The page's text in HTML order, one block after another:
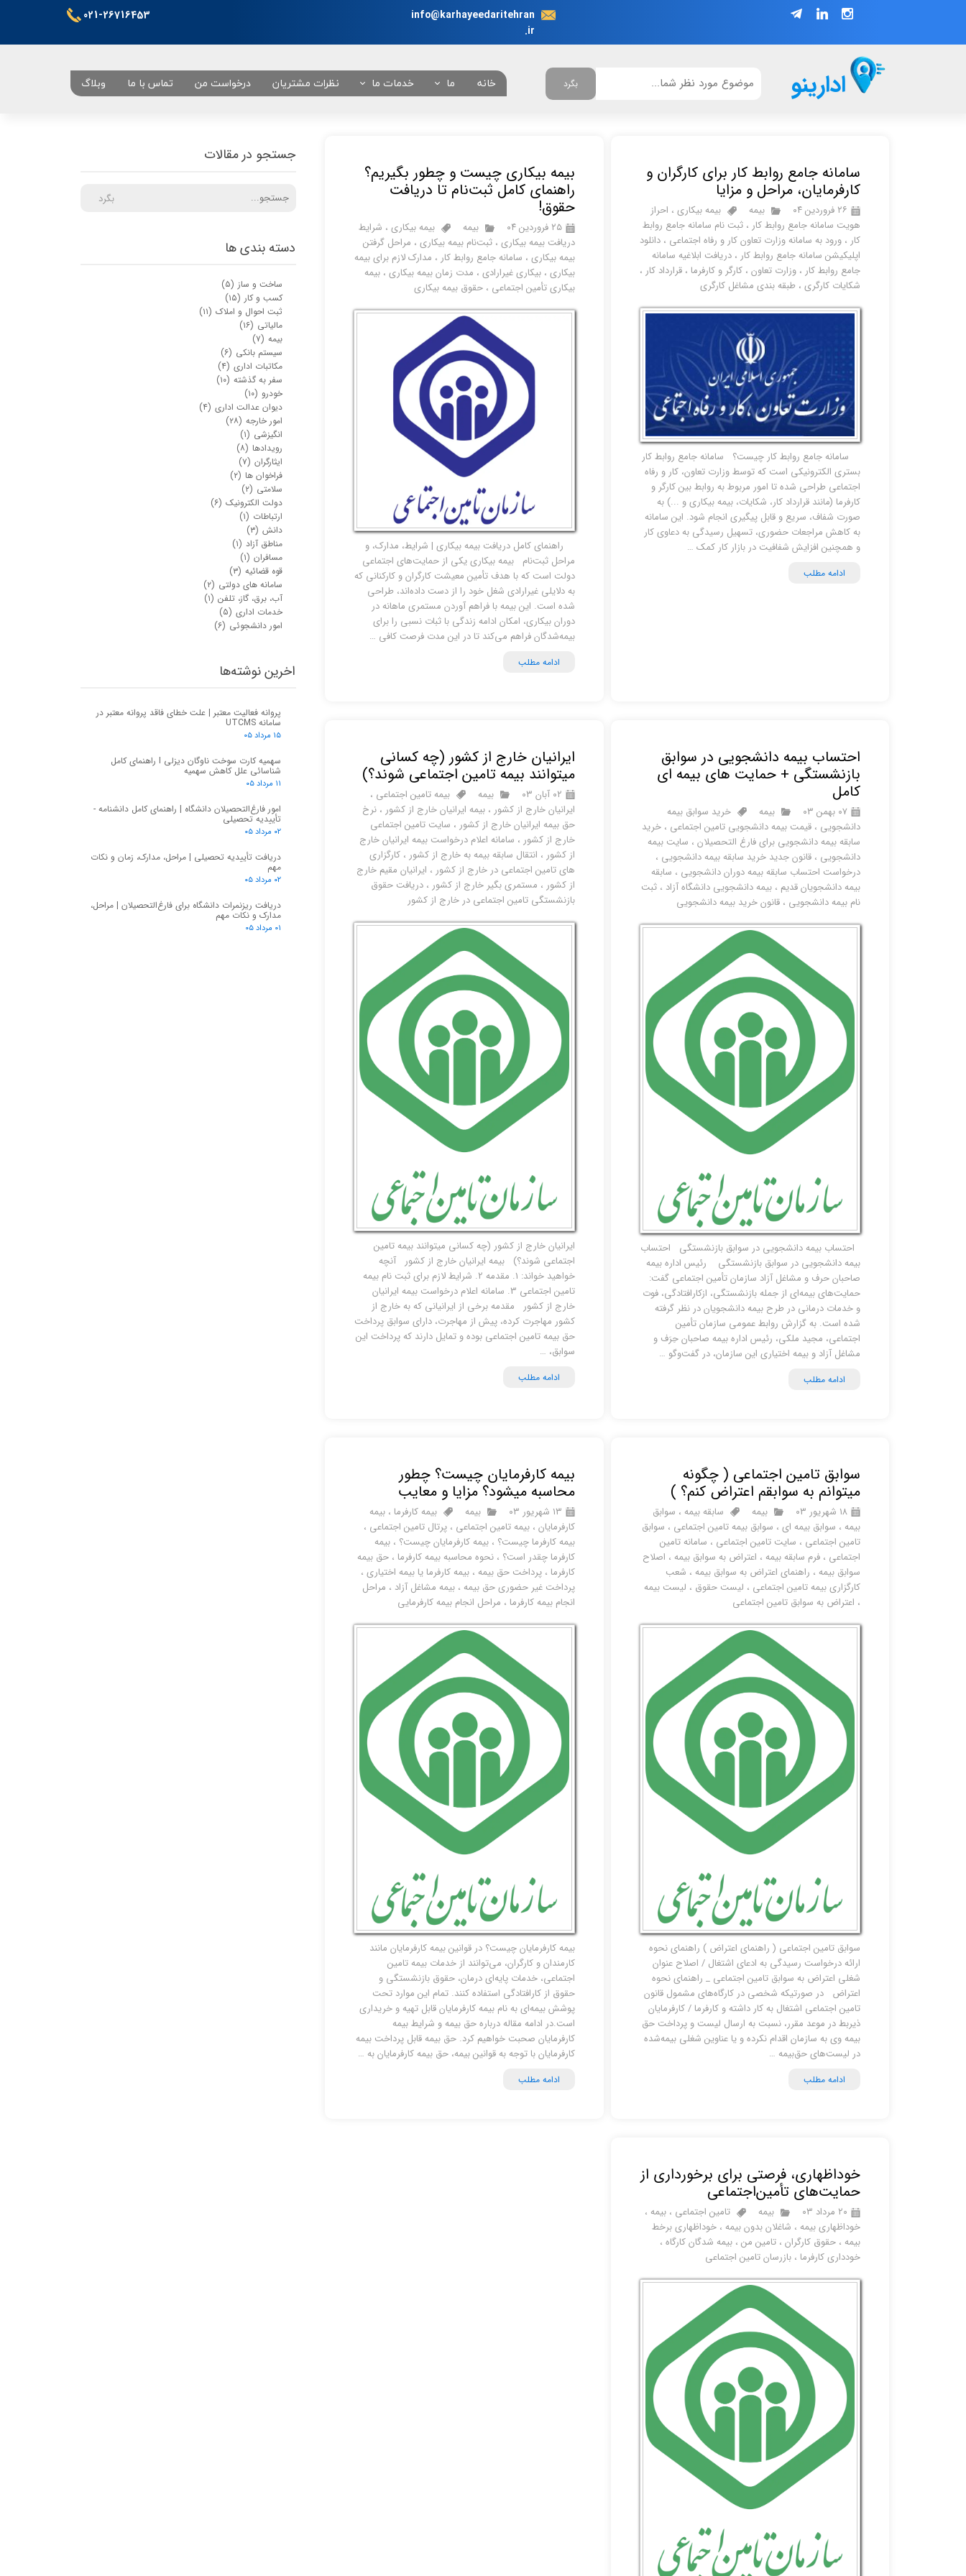
021-26716453
info@karhayeedaritehran
.ir
ادارینو خانه ما خدمات ما
تعرفه خدمات
امور خودروئی
امور دانشجوئی
امور شهرداری
نظرات مشتریان درخواست من تماس با ما وبلاگ بگرد
سامانه جامع روابط کار برای کارگران و
کارفرمایان، مراحل و مزایا
۲۶ فروردین ۰۴ بیمه بیمه بیکاری ، احراز
هویت سامانه جامع روابط کار ، ثبت نام سامانه جامع روابط
کار ، ورود به سامانه وزارت تعاون کار و رفاه اجتماعی ، دانلود
اپلیکیشن سامانه جامع روابط کار ، دریافت ابلاغیه سامانه
جامع روابط کار ، وزارت تعاون ، کارگر و کارفرما ، قرارداد کار ،
شکایات کارگری ، طبقه بندی مشاغل کارگری
سامانه جامع روابط کار چیست؟ سامانه جامع روابط کار
بستری الکترونیکی است که توسط وزارت تعاون، کار و رفاه
اجتماعی طراحی شده تا امور مربوط به روابط بین کارگر و
کارفرما (مانند قرارداد کار، شکایات، بیمه بیکاری و ...) به
صورت شفاف، سریع و قابل پیگیری انجام شود. این سامانه
به کاهش مراجعات حضوری، تسهیل رسیدگی به دعاوی کار
و همچنین افزایش شفافیت در بازار کار کمک …
ادامه مطلب
بیمه بیکاری چیست و چطور بگیریم؟
راهنمای کامل ثبت‌نام تا دریافت
حقوق!
۲۵ فروردین ۰۴ بیمه بیمه بیکاری ، شرایط
دریافت بیمه بیکاری ،ثبت‌نام بیمه بیکاری ، مراحل گرفتن
بیمه بیکاری ، سامانه جامع روابط کار ، مدارک لازم برای بیمه
بیکاری ،بیکاری غیرارادی ، مدت زمان بیمه بیکاری ،بیمه
بیکاری تأمین اجتماعی ،حقوق بیمه بیکاری
راهنمای کامل دریافت بیمه بیکاری | شرایط، مدارک، و
مراحل ثبت‌نام بیمه بیکاری یکی از حمایت‌های اجتماعی
دولت است که با هدف تأمین معیشت کارگران و کارکنانی که
به دلایلی غیرارادی شغل خود را از دست داده‌اند، طراحی
شده است. این بیمه با فراهم آوردن مستمری ماهانه در
دوران بیکاری، امکان ادامه زندگی با ثبات نسبی را برای
بیمه‌شدگان فراهم می‌کند تا در این مدت فرصت کافی …
ادامه مطلب
احتساب بیمه دانشجویی در سوابق
بازنشستگی + حمایت های بیمه ای
کامل
۰۷ بهمن ۰۳ بیمه
خرید سوابق بیمه
دانشجویی ، قیمت بیمه دانشجویی تامین اجتماعی ، خرید
سابقه بیمه دانشجویی برای فارغ التحصیلان ، سایت بیمه
دانشجویی ، قانون جدید خرید سابقه بیمه دانشجویی ،
درخواست احتساب سابقه بیمه دوران دانشجویی ، سابقه
بیمه دانشجویان قدیم ، بیمه دانشجویی دانشگاه آزاد ، ثبت
نام بیمه دانشجویی ، قانون خرید بیمه دانشجویی
احتساب بیمه دانشجویی در سوابق بازنشستگی احتساب
بیمه دانشجویی در سوابق بازنشستگی رئیس اداره بیمه
صاحبان حرف و مشاغل آزاد سازمان تأمین اجتماعی گفت:
حمایت‌های بیمه‌‏ای از جمله بازنشستگی، ازکارافتادگی، فوت
و خدمات درمانی در طرح بیمه دانشجویان در نظر گرفته
شده است. به گزارش روابط عمومی سازمان تأمین
اجتماعی، مجید ملکی، رئیس اداره بیمه صاحبان حِرَف و
مشاغل آزاد و بیمه اختیاری این سازمان، در گفت‌وگو …
ادامه مطلب
ایرانیان خارج از کشور (چه کسانی
میتوانند بیمه تامین اجتماعی شوند؟)
۰۲ آبان ۰۳ بیمه بیمه تامین اجتماعی ،
ایرانیان خارج از کشور ،بیمه ایرانیان خارج از کشور ،نرخ
حق بیمه ایرانیان خارج از کشور ، سایت تامین اجتماعی
خارج از کشور ، سامانه اعلام درخواست بیمه ایرانیان خارج
از کشور ، انتقال سابقه بیمه به خارج از کشور ،کارگزاری
های تامین اجتماعی در خارج از کشور ، ایرانیان مقیم خارج
از کشور ، مستمری بگیر خارج از کشور ،دریافت حقوق
بازنشستگی تامین اجتماعی در خارج از کشور
ایرانیان خارج از کشور (چه کسانی میتوانند بیمه تامین
اجتماعی شوند؟) بیمه ایرانیان خارج از کشور آنچه
خواهید خواند: 1. مقدمه 2. شرایط لازم برای ثبت نام بیمه
تامین اجتماعی 3. سامانه اعلام درخواست بیمه ایرانیان
خارج از کشور مقدمه برخی از ایرانیانی که به خارج از
کشور مهاجرت کرده، پیش از مهاجرت، دارای سوابق پرداخت
حق بیمه تامین اجتماعی بوده و تمایل دارند که پرداخت این
سوابق، …
ادامه مطلب
سوابق تامین اجتماعی ( چگونه
میتوانم به سوابقم اعتراض کنم؟ )
۱۸ شهریور ۰۳ بیمه سابقه بیمه ، سوابق
بیمه ، سوابق بیمه ای ، سوابق بیمه تامین اجتماعی ، سوابق
تامین اجتماعی ، سایت تامین اجتماعی ، سامانه تامین
اجتماعی ، فرم سابقه بیمه ، اعتراض به سوابق بیمه ، اصلاح
سوابق بیمه ، راهنمای اعتراض به سوابق بیمه ، شعب
کارگزاری بیمه تامین اجتماعی ، لیست حقوق ، لیست بیمه
، اعتراض به سوابق تامین اجتماعی
سوابق تامین اجتماعی ( راهنمای اعتراض ) راهنمای نحوه
ارائه درخواست رسیدگی به ادعای اشتغال / اصلاح عنوان
شغلی اعتراض به سوابق تامین اجتماعی _ راهنمای نحوه
اعتراض در صورتیکه شخصی در کارگاه‌های مشمول قانون
تامین اجتماعی اشتغال به کار داشته و کارفرما / کارفرمایان
ذیربط در موعد مقرر، نسبت به ارسال لیست و پرداخت حق
بیمه وی به سازمان اقدام نکرده و یا عناوین شغلی بیمه‌شده
در لیست‌های حق‌بیمه …
ادامه مطلب
بیمه کارفرمایان چیست؟ چطور
محاسبه میشود؟ مزایا و معایب
۱۳ شهریور ۰۳ بیمه بیمه کارفرما ،بیمه
کارفرمایان ،بیمه تامین اجتماعی ،پرتال تامین اجتماعی ،
بیمه کارفرما چیست؟ ،بیمه کارفرمایان چیست؟ ،بیمه
کارفرما چقدر است؟ ،نحوه محاسبه بیمه کارفرما ،حق بیمه
کارفرما ،پرداخت حق بیمه ،بیمه کارفرما یا بیمه اختیاری ،
پرداخت غیر حضوری حق بیمه ،بیمه مشاغل آزاد ، مراحل
انجام بیمه کارفرما ، مراحل انجام بیمه کارفرمایی
بیمه کارفرمایان چیست؟ در قوانین بیمه کارفرمایان مانند
کارمندان و کارگران، می‌توانند از خدمات بیمه تامین
اجتماعی، خدمات پایه‌ای درمان، حقوق بازنشستگی و
حقوق از کارافتادگی استفاده کنند. تمام ‌این موارد تحت
پوشش بیمه‌ای به نام بیمه کارفرمایان قابل تهیه و خریداری
است.در ادامه مقاله درباره حق بیمه و شرایط بیمه
کارفرمایان صحبت خواهیم کرد. حق بیمه قابل پرداخت بیمه
کارفرمایان با توجه به قوانین بیمه، حق بیمه کارفرمایان به …
ادامه مطلب
خوداظهاری، فرصتی برای برخورداری از
حمایت‌های تأمین‌اجتماعی
۲۰ مرداد ۰۳ بیمه تامین اجتماعی ، بیمه ،
خوداظهاری بیمه ، شاغلان بدون بیمه ، خوداظهاری برخط
بیمه ، حقوق کارگران ، تامین من ، بیمه شدگان کارگاه ،
خودداری کارفرما ، بازرسان تامین اجتماعی
دسته بندی ها
ساخت و ساز (۵)
کسب و کار (۱۵)
ثبت احوال و املاک (۱۱)
مالیاتی (۱۶)
بیمه (۷)
سیستم بانکی (۶)
مکاتبات اداری (۴)
سفر به گذشته (۱۰)
خودرو (۱۰)
دیوان عدالت اداری (۴)
امور خارجه (۲۸)
انگیزشی (۱)
رویدادها (۸)
ایثارگران (۷)
فراخوان ها (۲)
سلامتی (۲)
دولت الکترونیک (۶)
ارتباطات (۱)
دانش (۳)
مناطق آزاد (۱)
مسافران (۱)
قوه قضائیه (۳)
سامانه های دولتی (۲)
آب، برق، گاز، تلفن (۱)
خدمات اداری (۵)
امور دانشجوئی (۶)
جستجو در مقالات
بگرد
پروانه فعالیت معتبر | علت خطای فاقد پروانه معتبر در
سامانه UTCMS
۱۵ مرداد ۰۵
سهمیه کارت سوخت ناوگان دیزلی I راهنمای کامل
شناسائی علل کاهش سهمیه
۱۱ مرداد ۰۵
امور فارغ‌التحصیلان دانشگاه | راهنمای کامل دانشنامه -
تأییدیه تحصیلی
۰۲ مرداد ۰۵
دریافت تأییدیه تحصیلی | مراحل، مدارک، زمان و نکات
مهم
۰۲ مرداد ۰۵
دریافت ریزنمرات دانشگاه برای فارغ‌التحصیلان | مراحل،
مدارک و نکات مهم
۰۱ مرداد ۰۵
اخرین نوشته‌ها